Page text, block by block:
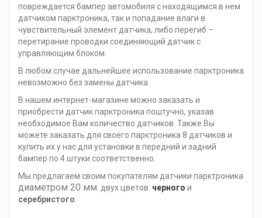
повреждается бампер автомобиля с находящимся в нем
датчиком парктроника, так и попадание влаги в
чувствительный элемент датчика, либо перегиб –
перетирание проводки соединяющий датчик с
управляющим блоком.
В любом случае дальнейшее использование парктроника
невозможно без замены датчика.
В нашем интернет-магазине можно заказать и
приобрести датчик парктроника поштучно, указав
необходимое Вам количество датчиков. Также Вы
можете заказать для своего парктроника 8 датчиков и
купить их у нас для установки в передний и задний
бампер по 4 штуки соответственно.
Мы предлагаем своим покупателям датчики парктроника
диаметром 20 мм . двух цветов: черного и
серебристого